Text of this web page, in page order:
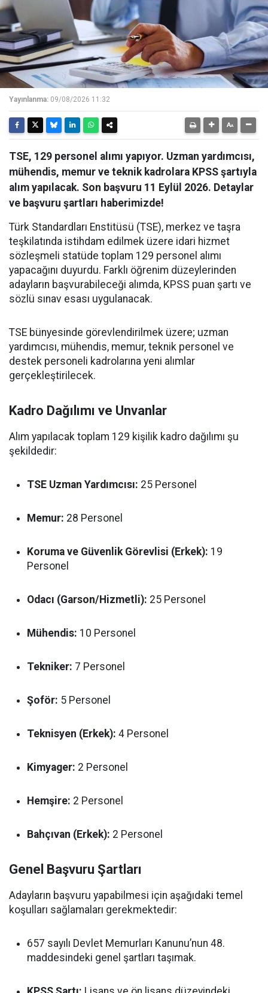
Yayınlanma: 09/08/2026 11:32
TSE, 129 personel alımı yapıyor. Uzman yardımcısı,
mühendis, memur ve teknik kadrolara KPSS şartıyla
alım yapılacak. Son başvuru 11 Eylül 2026. Detaylar
ve başvuru şartları haberimizde!
Türk Standardları Enstitüsü (TSE), merkez ve taşra
teşkilatında istihdam edilmek üzere idari hizmet
sözleşmeli statüde toplam 129 personel alımı
yapacağını duyurdu. Farklı öğrenim düzeylerinden
adayların başvurabileceği alımda, KPSS puan şartı ve
sözlü sınav esası uygulanacak.
TSE bünyesinde görevlendirilmek üzere; uzman
yardımcısı, mühendis, memur, teknik personel ve
destek personeli kadrolarına yeni alımlar
gerçekleştirilecek.
Kadro Dağılımı ve Unvanlar
Alım yapılacak toplam 129 kişilik kadro dağılımı şu
şekildedir:
TSE Uzman Yardımcısı: 25 Personel
Memur: 28 Personel
Koruma ve Güvenlik Görevlisi (Erkek): 19
Personel
Odacı (Garson/Hizmetli): 25 Personel
Mühendis: 10 Personel
Tekniker: 7 Personel
Şoför: 5 Personel
Teknisyen (Erkek): 4 Personel
Kimyager: 2 Personel
Hemşire: 2 Personel
Bahçıvan (Erkek): 2 Personel
Genel Başvuru Şartları
Adayların başvuru yapabilmesi için aşağıdaki temel
koşulları sağlamaları gerekmektedir:
657 sayılı Devlet Memurları Kanunu’nun 48.
maddesindeki genel şartları taşımak.